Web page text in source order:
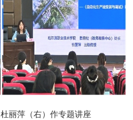
杜丽萍（右）作专题讲座